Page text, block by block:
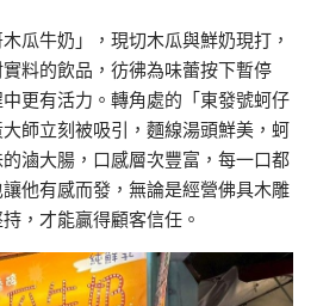
瓜牛奶」，現切木瓜與鮮奶現打，
料的飲品，彷彿為味蕾按下暫停
更有活力。轉角處的「東發號蚵仔
師立刻被吸引，麵線湯頭鮮美，蚵
滷大腸，口感層次豐富，每一口都
他有感而發，無論是經營佛具木雕
，才能贏得顧客信任。